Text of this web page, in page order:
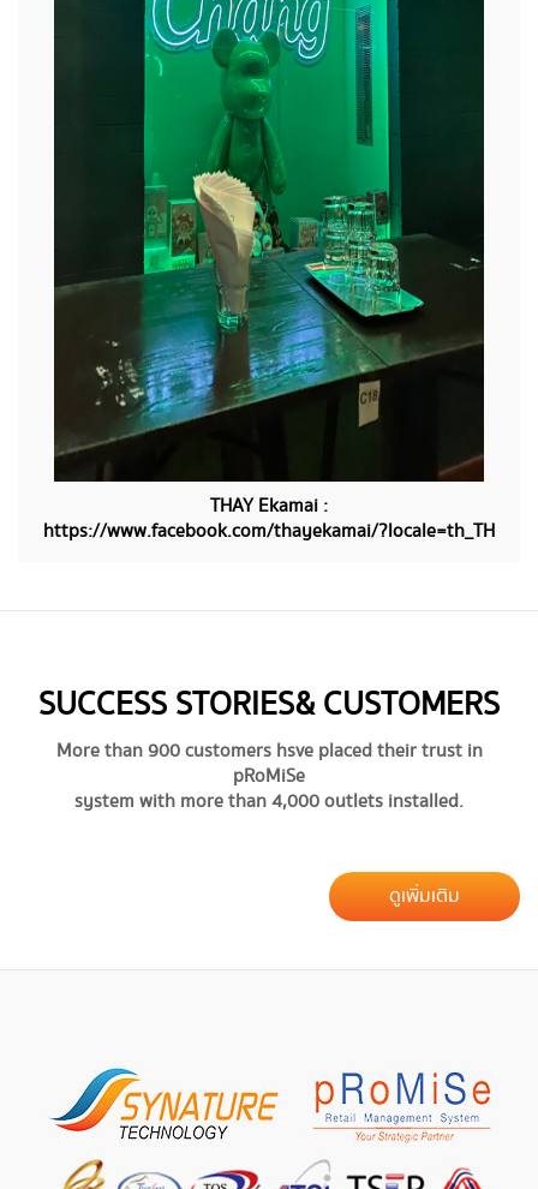
​​THAY Ekamai :
https://www.facebook.com/thayekamai/?locale=th_TH
SUCCESS STORIES & CUSTOMERS
More than 900 customers hsve placed their trust in
pRoMiSe
system with more than 4,000 outlets installed.
ดูเพิ่มเติม